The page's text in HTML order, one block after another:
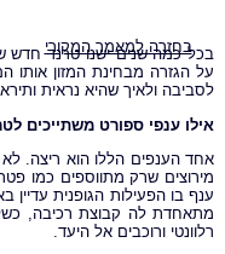
בחזרה למאמר המקורי
בכל כמה שנים ישנו טרנד
על הגזרה מבחינת המזון אותו
לסביבה ולאיך שהיא נראית
אילו ענפי ספורט משתייכים
אחד הענפים הללו הוא ריצה.
מירוצים שרק מתווספים כמו
ענף בו הפעילות הגופנית עדיין
מתאחדת לה קבוצת רכיבה,
רלוונטי ורוכבים אל היעד.